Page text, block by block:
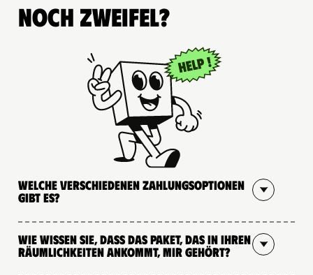
Noch Zweifel?
Welche verschiedenen Zahlungsoptionen
gibt es?
Wie wissen Sie, dass das Paket, das in Ihren
Räumlichkeiten ankommt, mir gehört?